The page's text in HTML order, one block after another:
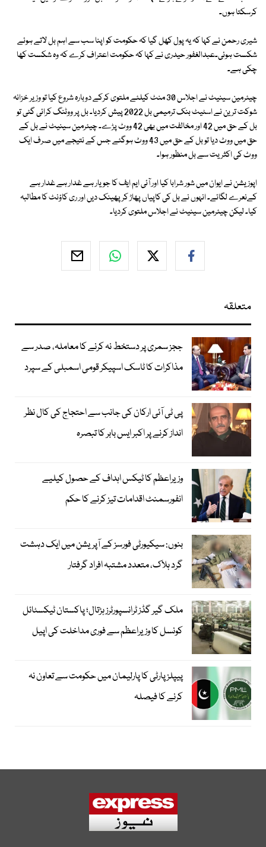
کرسکتا ہوں۔
شیری رحمن نے کہا کہ یہ پول کھل گیا کہ حکومت کو اپنا سب سے اہم بل لاتے ہوئے
شکست ہوئی۔عبدالغفور حیدری نے کہا کہ حکومت اعتراف کرے کہ وہ شکست کھا
چکی ہے۔
چیئرمین سینیٹ نے اجلاس 30 منٹ کیلئے ملتوی کرکے دوبارہ شروع کیا تو وزیر خزانہ
شوکت ترین نے اسٹیٹ بنک ترمیمی بل 2022 پیش کردیا۔ بل پر ووٹنگ کرائی گئی تو
بل کے حق میں 42 اور مخالفت میں بھی 42 ووٹ پڑے۔ چیئرمین سینیٹ نے بل کے
حق میں ووٹ دیا تو بل کے حق میں 43 ووٹ ہوگئے جس کے نتیجے میں صرف ایک
ووٹ کی اکثریت سے بل منظور ہوا۔
اپوزیشن نے ایوان میں شور شرابا کیا اور آئی ایم ایف کا جو یار ہے غدار ہے غدار ہے
کےنعرے لگائے۔ انہوں نے بل کی کاپیاں پھاڑ کر پھینک دیں اور ری کاؤنٹ کا مطالبہ
کیا۔ لیکن چیئرمین سینیٹ نے اجلاس ملتوی کردیا۔
متعلقہ
ججز سمری پر دستخط نہ کرنے کا معاملہ، صدر سے
مذاکرات کا ٹاسک اسپیکر قومی اسمبلی کے سپرد
پی ٹی آئی ارکان کی جانب سے احتجاج کی کال نظر
انداز کرنے پر اکبر ایس بابر کا تبصرہ
وزیراعظم کا ٹیکس اہداف کے حصول کیلیے
انفورسمنٹ اقدامات تیز کرنے کا حکم
بنوں: سیکیورٹی فورسز کے آپریشن میں ایک دہشت
گرد ہلاک، متعدد مشتبہ افراد گرفتار
ملک گیر گڈز ٹرانسپورٹرز ہڑتال؛ پاکستان ٹیکسٹائل
کونسل کا وزیراعظم سے فوری مداخلت کی اپیل
پیپلزپارٹی کا پارلیمان میں حکومت سے تعاون نہ
کرنے کا فیصلہ